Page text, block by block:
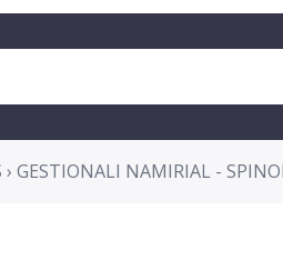
› GESTIONALI NAMIRIAL -